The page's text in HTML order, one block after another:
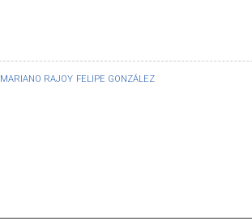
MARIANO RAJOY FELIPE GONZÁLEZ